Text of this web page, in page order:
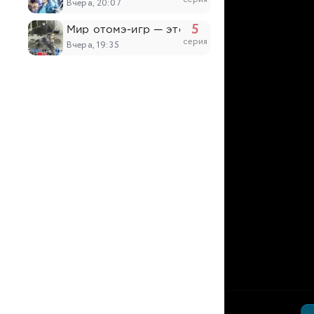
Вчера, 20:07
Мир отомэ-игр — это тяжёлый мир для
Вчера, 19:35
5
серия